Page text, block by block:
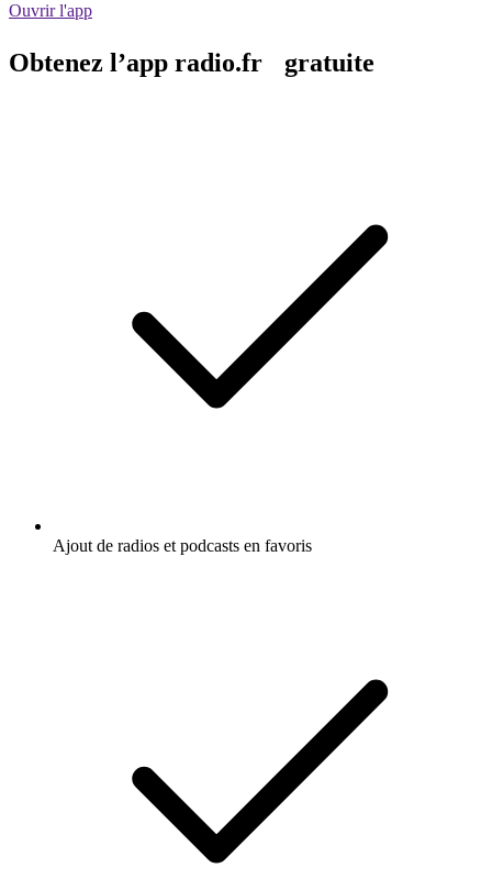
Ouvrir l'app
Obtenez l’app radio.fr gratuite
Ajout de radios et podcasts en favoris